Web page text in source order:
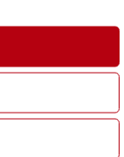
Abholung möglich